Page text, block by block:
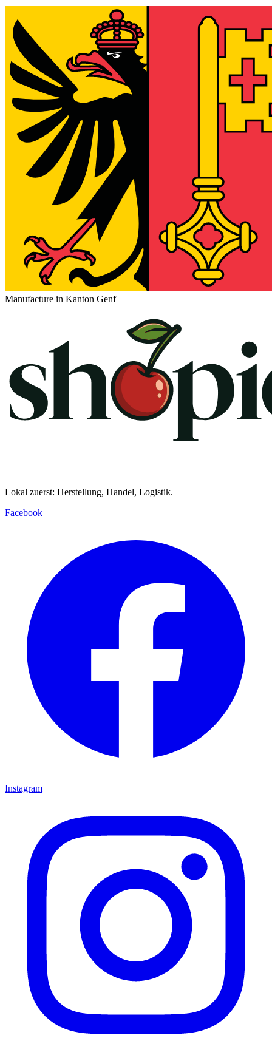
Manufacture in Kanton Genf
Lokal zuerst: Herstellung, Handel, Logistik.
Facebook
Instagram